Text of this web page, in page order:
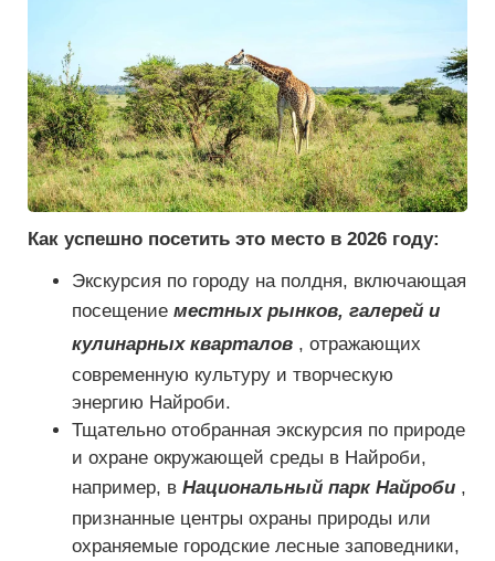
Как успешно посетить это место в 2026 году:
Экскурсия по городу на полдня, включающая
посещение местных рынков, галерей и
кулинарных кварталов , отражающих
современную культуру и творческую
энергию Найроби.
Тщательно отобранная экскурсия по природе
и охране окружающей среды в Найроби,
например, в Национальный парк Найроби ,
признанные центры охраны природы или
охраняемые городские лесные заповедники,